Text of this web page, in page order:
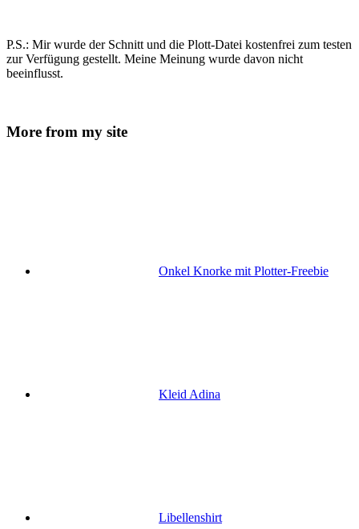
P.S.: Mir wurde der Schnitt und die Plott-Datei kostenfrei zum testen
zur Verfügung gestellt. Meine Meinung wurde davon nicht
beeinflusst.
More from my site
Onkel Knorke mit Plotter-Freebie
Kleid Adina
Libellenshirt